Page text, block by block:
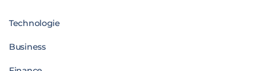
Technologie
Business